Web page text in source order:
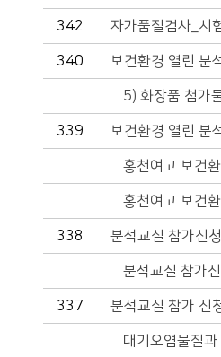
342 자가품질검사_시
340 보건환경 열린 분
5) 화장품 첨가
339 보건환경 열린 분
홍천여고 보건
홍천여고 보건
338 분석교실 참가신청
분석교실 참가
337 분석교실 참가 신
대기오염물질